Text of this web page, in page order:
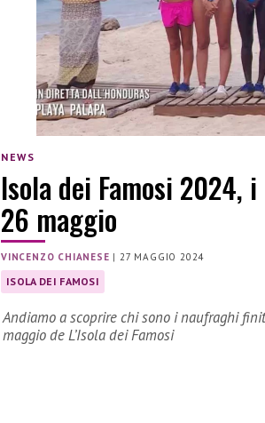
NEWS
Isola dei Famosi
26 maggio
VINCENZO CHIANESE |27 MAGGIO 2024
ISOLA DEI FAMOSI
Andiamo a scoprire chi sono i naufraghi
maggio de L’Isola dei Famosi